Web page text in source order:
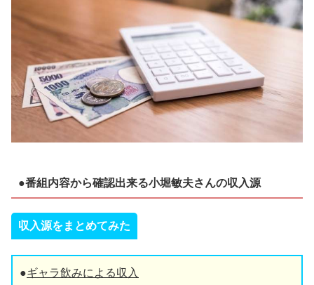
●番組内容から確認出来る小堀敏夫さんの収入源
収入源をまとめてみた
●ギャラ飲みによる収入